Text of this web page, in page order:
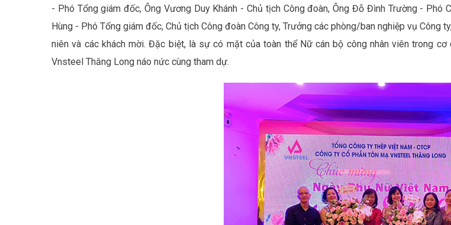
- Phó Tổng giám đốc, Ông Vương Duy Khánh - Chủ tịch Công đoàn, Ông Đỗ Đình Trường - Phó
Hùng - Phó Tổng giám đốc, Chủ tịch Công đoàn Công ty, Trưởng các phòng/ban nghiệp vụ Công
niên và các khách mời. Đặc biệt, là sự có mặt của toàn thể Nữ cán bộ công nhân viên trong
Vnsteel Thăng Long náo nức cùng tham dự.